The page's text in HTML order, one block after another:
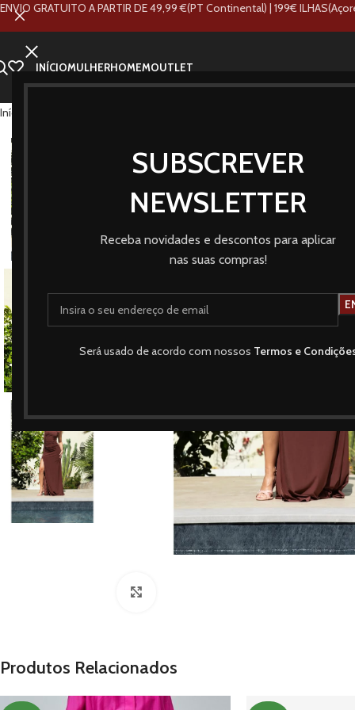
SUBSCREVER
NEWSLETTER
Receba novidades e descontos para aplicar
nas suas compras!
Será usado de acordo com nossos Termos e
INÍCIOMULHERHOMEMOUTLET
Início
ESGOT
ADO
NOVO
Produtos Relacionados
ENVIO GRATUITO A PARTIR DE 49,99 €(PT Continental) | 199€